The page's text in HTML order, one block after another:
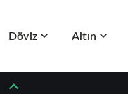
Döviz Altın